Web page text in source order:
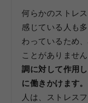
何らかのストレ
感じている人も
わっているため
ことがありませ
調に対して作用
に働きかけます。
人は、ストレス